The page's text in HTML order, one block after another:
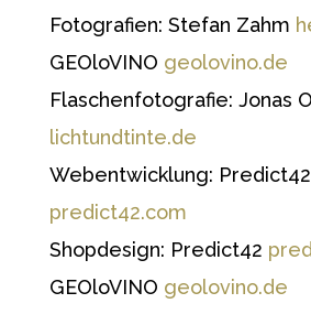
Fotografien: Stefan Zahm
GEOloVINO geolovino.de
Flaschenfotografie: Jonas
lichtundtinte.de
Webentwicklung: Predict42
predict42.com
Shopdesign: Predict42
GEOloVINO geolovino.de